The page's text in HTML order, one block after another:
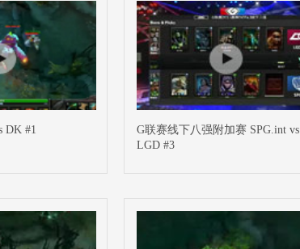
DK #1
G联赛线下八强附加赛 SPG.int vs
LGD #3